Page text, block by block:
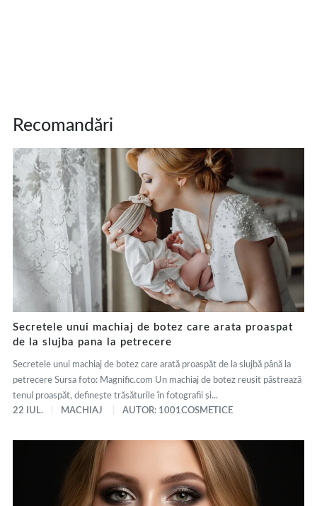
Recomandări
Secretele unui machiaj de botez care arata proaspat
de la slujba pana la petrecere
Secretele unui machiaj de botez care arată proaspăt de la slujbă până la
petrecere Sursa foto: Magnific.com Un machiaj de botez reușit păstrează
tenul proaspăt, definește trăsăturile în fotografii și...
22 IUL.
MACHIAJ AUTOR: 1001COSMETICE